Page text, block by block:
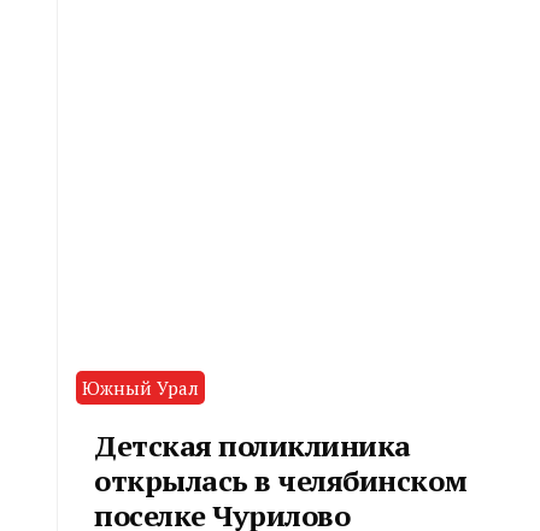
Южный Урал
Детская поликлиника
открылась в челябинском
поселке Чурилово